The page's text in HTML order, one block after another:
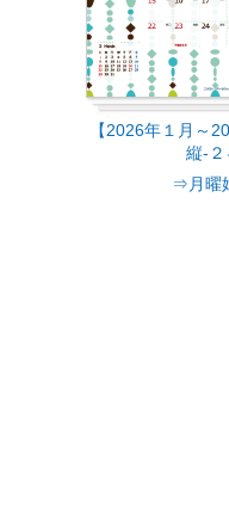
【2026年１月～
縦-２
⇒月曜